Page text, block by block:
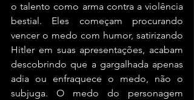
o talento como arma contra a violência
bestial. Eles começam procurando
vencer o medo com humor, satirizando
Hitler em suas apresentações, acabam
descobrindo que a gargalhada apenas
adia ou enfraquece o medo, não o
subjuga. O medo do personagem